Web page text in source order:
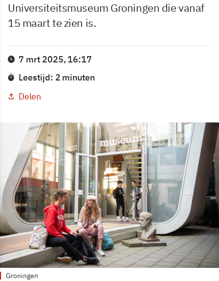
Universiteitsmuseum Groningen die vanaf
15 maart te zien is.
7 mrt 2025, 16:17
Leestijd: 2 minuten
Delen
Groningen